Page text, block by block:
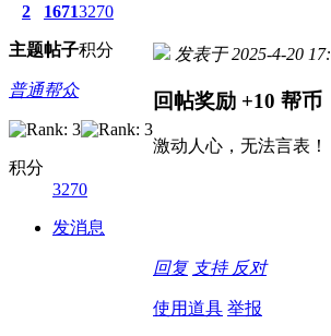
2
主题
1671
帖子
3270
积分
普通帮众
积分
3270
发消息
发表于 2025-4-20
回帖奖励 +10 帮币
激动人心，无法言表！
回复 支持 反对
使用道具 举报